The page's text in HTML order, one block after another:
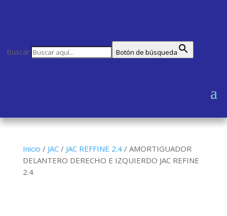
Buscar: Botón de búsqueda
Inicio / JAC/ JAC REFFINE 2.4/ AMORTIGUADOR
DELANTERO DERECHO E IZQUIERDO JAC REFINE
2.4